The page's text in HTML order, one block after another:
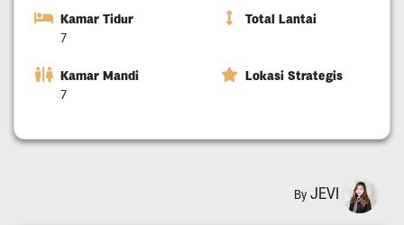
Kamar Tidur
7
Total Lantai
Kamar Mandi
7
Lokasi Strategis
By JEVI